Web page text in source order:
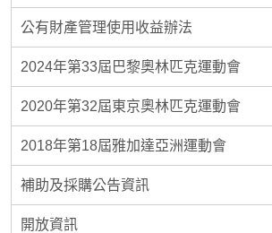
公有財產管理使用收益辦法
2024年第33屆巴黎奧林匹克運動會
2020年第32屆東京奧林匹克運動會
2018年第18屆雅加達亞洲運動會
補助及採購公告資訊
開放資訊